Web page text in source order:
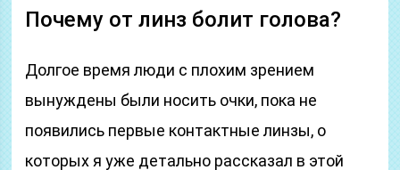
Почему от линз болит голова?
Долгое время люди с плохим зрением
вынуждены были носить очки, пока не
появились первые контактные линзы, о
которых я уже детально рассказал в этой